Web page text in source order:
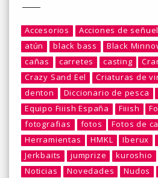
Accesorios Acciones de
atún
black bass Black
cañas
carretes casting
Crazy Sand Eel
Criaturas de
denton
Diccionario de pesca
Equipo Fiiish España
Fiiish
fotografias
fotos
Fotos de
Herramientas
HMKL Iberux
Jerkbaits
jumprize kuroshio
Noticias
Novedades Nudos